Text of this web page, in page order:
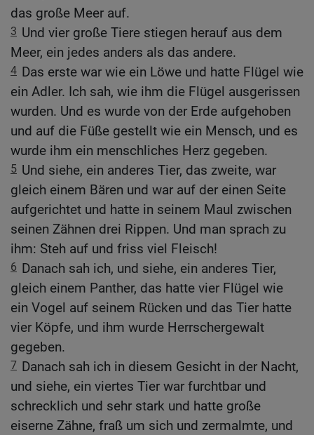
das große Meer auf.
3 Und vier große Tiere stiegen herauf aus dem
Meer, ein jedes anders als das andere.
4 Das erste war wie ein Löwe und hatte Flügel wie
ein Adler. Ich sah, wie ihm die Flügel ausgerissen
wurden. Und es wurde von der Erde aufgehoben
und auf die Füße gestellt wie ein Mensch, und es
wurde ihm ein menschliches Herz gegeben.
5 Und siehe, ein anderes Tier, das zweite, war
gleich einem Bären und war auf der einen Seite
aufgerichtet und hatte in seinem Maul zwischen
seinen Zähnen drei Rippen. Und man sprach zu
ihm: Steh auf und friss viel Fleisch!
6 Danach sah ich, und siehe, ein anderes Tier,
gleich einem Panther, das hatte vier Flügel wie
ein Vogel auf seinem Rücken und das Tier hatte
vier Köpfe, und ihm wurde Herrschergewalt
gegeben.
7 Danach sah ich in diesem Gesicht in der Nacht,
und siehe, ein viertes Tier war furchtbar und
schrecklich und sehr stark und hatte große
eiserne Zähne, fraß um sich und zermalmte, und